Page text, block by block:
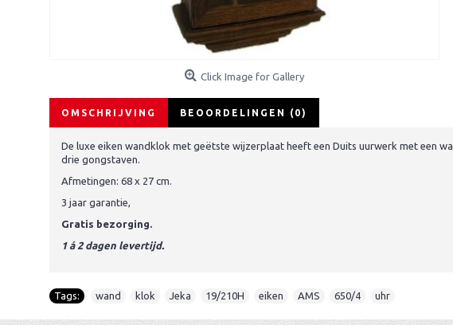
Click Image for Gallery
OMSCHRIJVING BEOORDELINGEN (0)
De luxe eiken wandklok met geëtste wijzerplaat heeft een Duits uurwerk met een
drie gongstaven.
Afmetingen: 68 x 27 cm.
3 jaar garantie,
Gratis bezorging.
1 á 2 dagen levertijd.
Tags: wand klok Jeka 19/210H eiken AMS 650/4 uhr